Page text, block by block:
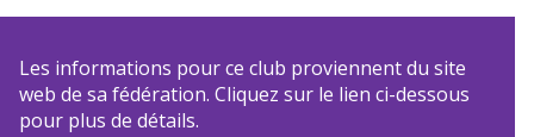
Les informations pour ce club proviennent du site
web de sa fédération. Cliquez sur le lien ci-dessous
pour plus de détails.